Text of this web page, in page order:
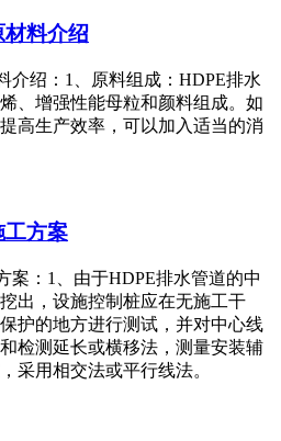
料介绍
介绍：1、原料组成：HDPE排水
、增强性能母粒和颜料组成。如
高生产效率，可以加入适当的消
工方案
案：1、由于HDPE排水管道的中
出，设施控制桩应在无施工干
护的地方进行测试，并对中心线
检测延长或横移法，测量安装辅
采用相交法或平行线法。